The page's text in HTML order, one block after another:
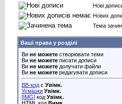
Нові
Нових
Тема
Ваші права у розділі
Ви не можете створювати теми
Ви не можете писати дописи
Ви не можете долучати файли
Ви не можете редагувати дописи
BB-код є Увімк.
Усмішки Увімк.
[IMG] код Увімк.